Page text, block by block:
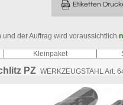
Etiketten
und der Auftrag wird voraussichtlich
Kleinpaket
PZ WERKZEUGSTAHL Art.